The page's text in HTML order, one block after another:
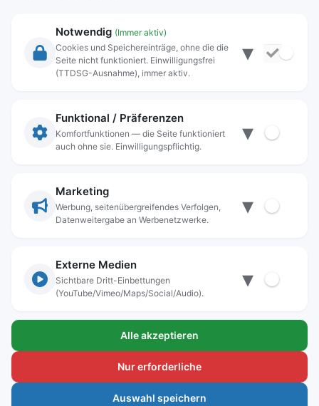
Rechtliche Angaben
Datenschutz
Anschrift
83395 Freilassing
Kontakt
rathaus@freilassing.de
Bankverbindungen der Stadt Freilassing
Sparkasse Berchtesgadener Land
IBAN.: DE56 7105 0000 0000 1000 24
BIC-Code: BYLADEM1BGL
Notwendig (Immer aktiv)
Cookies und Speichereinträge, ohne die die
Seite nicht funktioniert. Einwilligungsfrei
(TTDSG-Ausnahme), immer aktiv.
▾
Funktional / Präferenzen
Komfortfunktionen — die Seite funktioniert
auch ohne sie. Einwilligungspflichtig.
▾
Marketing
Werbung, seitenübergreifendes Verfolgen,
Datenweitergabe an Werbenetzwerke.
▾
Externe Medien
Sichtbare Dritt-Einbettungen
(YouTube/Vimeo/Maps/Social/Audio).
▾
Alle akzeptieren
Nur erforderliche
Auswahl speichern